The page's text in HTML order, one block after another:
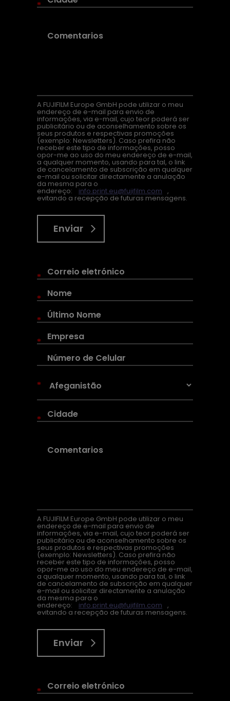
*
A FUJIFILM Europe GmbH pode utilizar o meu
endereço de e-mail para envio de
informações, via e-mail, cujo teor poderá ser
publicitário ou de aconselhamento sobre os
seus produtos e respectivas promoções
(exemplo: Newsletters). Caso prefira não
receber este tipo de informações, posso
opor-me ao uso do meu endereço de e-mail,
a qualquer momento, usando para tal, o link
de cancelamento de subscrição em qualquer
e-mail ou solicitar directamente a anulação
da mesma para o
endereço: info.print.eu@fujifilm.com ,
evitando a recepção de futuras mensagens.
Enviar
*
*
*
*
*
*
A FUJIFILM Europe GmbH pode utilizar o meu
endereço de e-mail para envio de
informações, via e-mail, cujo teor poderá ser
publicitário ou de aconselhamento sobre os
seus produtos e respectivas promoções
(exemplo: Newsletters). Caso prefira não
receber este tipo de informações, posso
opor-me ao uso do meu endereço de e-mail,
a qualquer momento, usando para tal, o link
de cancelamento de subscrição em qualquer
e-mail ou solicitar directamente a anulação
da mesma para o
endereço: info.print.eu@fujifilm.com ,
evitando a recepção de futuras mensagens.
Enviar
*